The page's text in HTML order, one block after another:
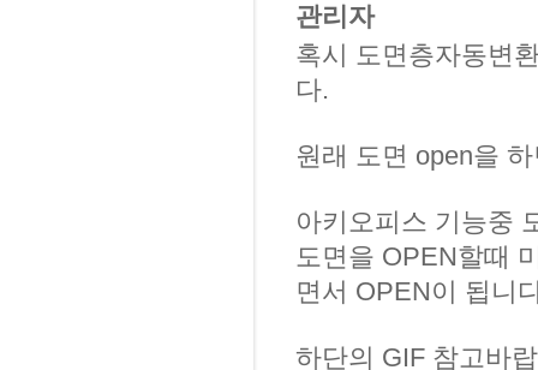
관리자
혹시 도면층자동변
다.
원래 도면 open을
아키오피스 기능중
도면을 OPEN할때
면서 OPEN이 됩니
하단의 GIF 참고바